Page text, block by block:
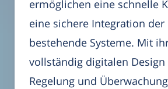
ermöglichen eine schnelle
eine sichere Integration der
bestehende Systeme. Mit
vollständig digitalen Design
Regelung und